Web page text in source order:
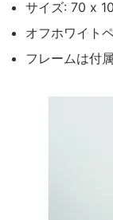
サイズ: 70 x
オフホワイト
フレームは付